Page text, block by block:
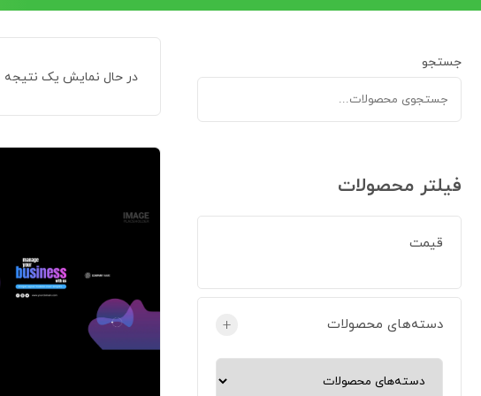
در حال نمایش یک نتیجه
جستجو
فیلتر محصولات
قیمت
دسته‌های محصولات +